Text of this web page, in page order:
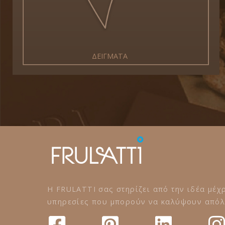
ΔΕΙΓΜΑΤΑ
Η FRULATTI σας στηρίζει από την ιδέα
υπηρεσίες που μπορούν να καλύψουν